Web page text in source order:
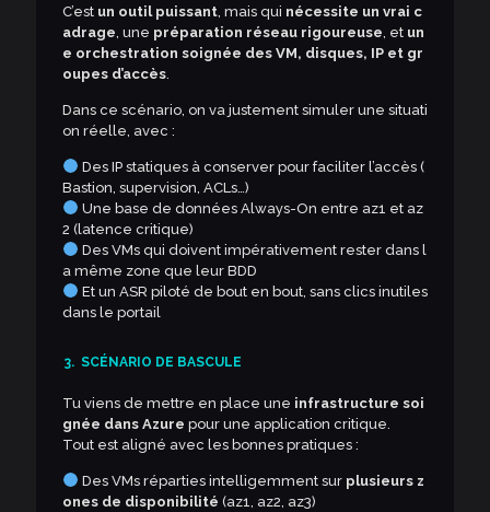
C’est un outil puissant , mais qui nécessite un vrai c
adrage , une préparation réseau rigoureuse , et un
e orchestration soignée des VM, disques, IP et gr
oupes d’accès
Dans ce scénario, on va justement simuler une situati
on réelle, avec :
Des IP statiques à conserver pour faciliter l’accès (
Bastion, supervision, ACLs…)
Une base de données Always-On entre az1 et az
2 (latence critique)
Des VMs qui doivent impérativement rester dans l
a même zone que leur BDD
Et un ASR piloté de bout en bout, sans clics inutiles
dans le portail
3. SCÉNARIO DE BASCULE
Tu viens de mettre en place une infrastructure soi
gnée dans Azure pour une application critique.
Tout est aligné avec les bonnes pratiques :
Des VMs réparties intelligemment sur plusieurs z
ones de disponibilité (az1, az2, az3)